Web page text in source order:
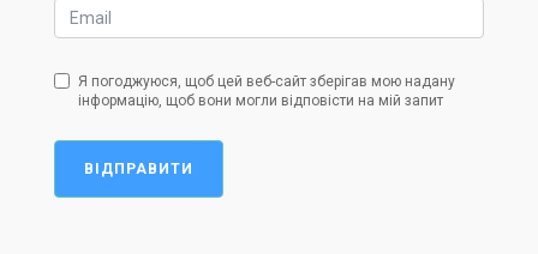
Я погоджуюся, щоб цей веб-сайт зберігав мою надану
інформацію, щоб вони могли відповісти на мій запит
ВІДПРАВИТИ